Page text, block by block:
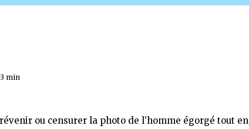
min
ou censurer la photo de l’homme égorgé tout en